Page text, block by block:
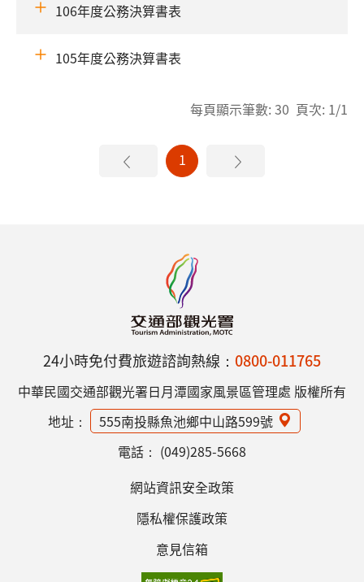
106年度公務決算書表
105年度公務決算書表
每頁顯示筆數: 30 頁次: 1/1
1
24小時免付費旅遊諮詢熱線： 0800-011765
中華民國交通部觀光署日月潭國家風景區管理處 版權所有
地址：
555南投縣魚池鄉中山路599號
電話： (049)285-5668
網站資訊安全政策
隱私權保護政策
意見信箱